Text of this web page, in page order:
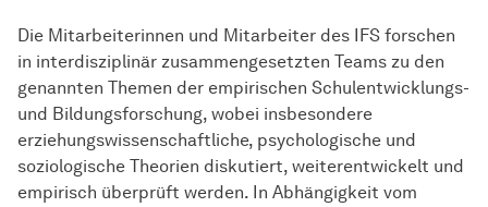
Die Mitarbeiterinnen und Mitarbeiter des IFS forschen
in interdisziplinär zusammengesetzten Teams zu den
genannten Themen der empirischen Schulentwicklungs-
und Bildungsforschung, wobei insbesondere
erziehungswissenschaftliche, psychologische und
soziologische Theorien diskutiert, weiterentwickelt und
empirisch überprüft werden. In Abhängigkeit vom